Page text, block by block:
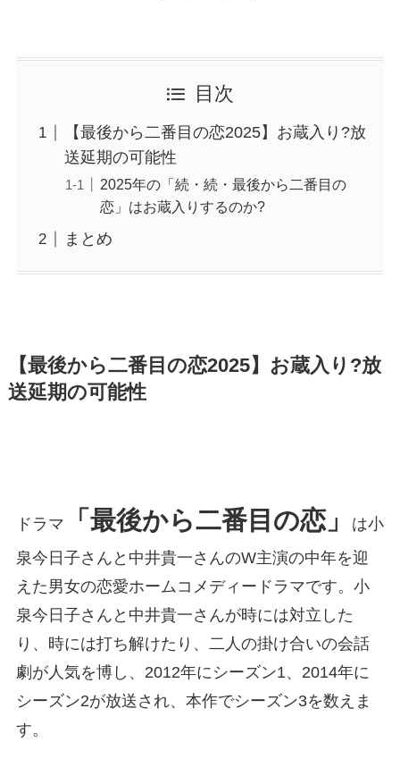
目次
【最後から二番目の恋2025】お蔵入り?放
送延期の可能性
2025年の「続・続・最後から二番目の
恋」はお蔵入りするのか?
まとめ
【最後から二番目の恋2025】お蔵入り?放
送延期の可能性
ドラマ 「最後から二番目の恋」
は小
泉今日子さんと中井貴一さんのW主演の中年を迎
えた男女の恋愛ホームコメディードラマです。小
泉今日子さんと中井貴一さんが時には対立した
り、時には打ち解けたり、二人の掛け合いの会話
劇が人気を博し、2012年にシーズン1、2014年に
シーズン2が放送され、本作でシーズン3を数えま
す。